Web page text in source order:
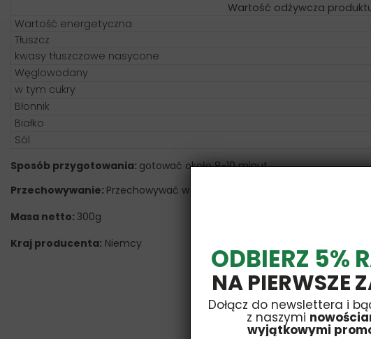
Wartość odżywcza
Wartość energetyczna
Tłuszcz
kwasy tłuszczowe nasycone
Węglowodany
w tym cukry
Błonnik
Białko
Sól
Sposób przygotowania: gotować około 8-10 minut.
Przechowywanie: Przechowywać w suchym i chłodnym miejscu.
Masa netto: 300g
Kraj producenta: Niemcy
16
ODBIERZ 5%
NA PIERWSZE
Dołącz do newslettera i
z naszymi
wyjątkowymi